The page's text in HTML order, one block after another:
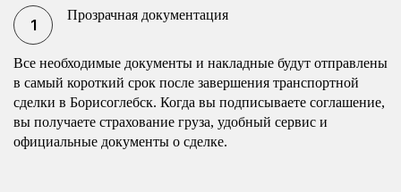
Прозрачная документация
Все необходимые документы и накладные будут отправлены
в самый короткий срок после завершения транспортной
сделки в Борисоглебск. Когда вы подписываете соглашение,
вы получаете страхование груза, удобный сервис и
официальные документы о сделке.